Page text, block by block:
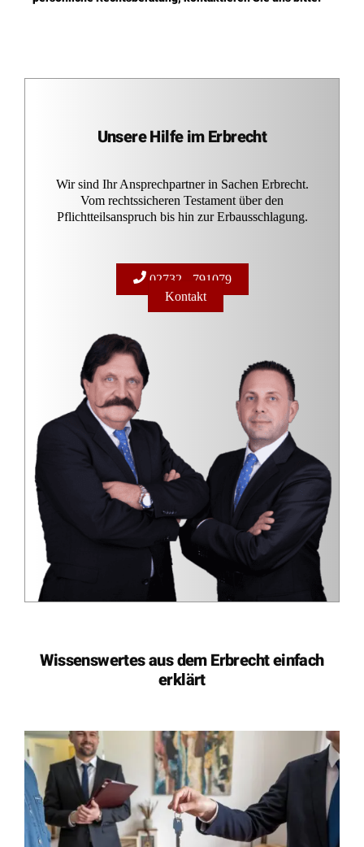
Unterschiede & Gemeinsamkeiten
Betreuungsrecht: Vorsorgevollmachten oder
regeln für den Fall dass etwas passiert oder hat vielleicht im
Kreis der Familie erlebt, was passiert wenn ein geliebter
Angehöriger handlungs- und geschäftsunfähig ist. So kommt
Erbrechtliche Urteile und Beiträge